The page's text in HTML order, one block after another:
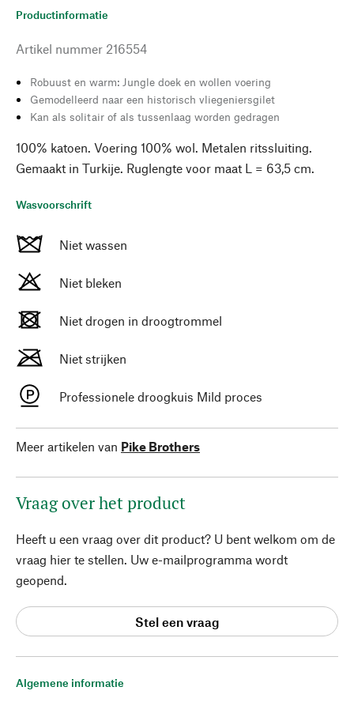
Algemene informatie
Productinformatie
Artikel nummer 216554
Robuust en warm: Jungle doek en wollen voering
Gemodelleerd naar een historisch vliegeniersgilet
Kan als solitair of als tussenlaag worden gedragen
100% katoen. Voering 100% wol. Metalen ritssluiting.
Gemaakt in Turkije. Ruglengte voor maat L = 63,5 cm.
Wasvoorschrift
Niet wassen
Niet bleken
Niet drogen in droogtrommel
Niet strijken
Professionele droogkuis Mild proces
Meer artikelen van Pike Brothers
Vraag over het product
Heeft u een vraag over dit product? U bent welkom om de
vraag hier te stellen. Uw e-mailprogramma wordt
geopend.
Stel een vraag